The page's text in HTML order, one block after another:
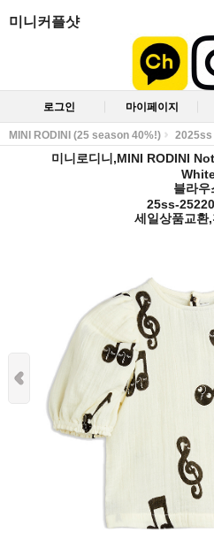
미니커플샷
로그인 마이페이지
MINI RODINI (25 season 40%!)
미니로디니,MINI RODINI
블라우
25ss-
세일상품교환